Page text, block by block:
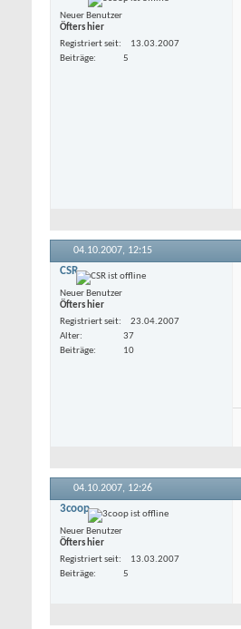
Neuer Benutzer
Öfters hier
Registriert seit
13.03.2007
Beiträge
5
04.10.2007, 12:15
CSR
Neuer Benutzer
Öfters hier
Registriert seit
23.04.2007
Alter
37
Beiträge
10
04.10.2007, 12:26
3coop
Neuer Benutzer
Öfters hier
Registriert seit
13.03.2007
Beiträge
5